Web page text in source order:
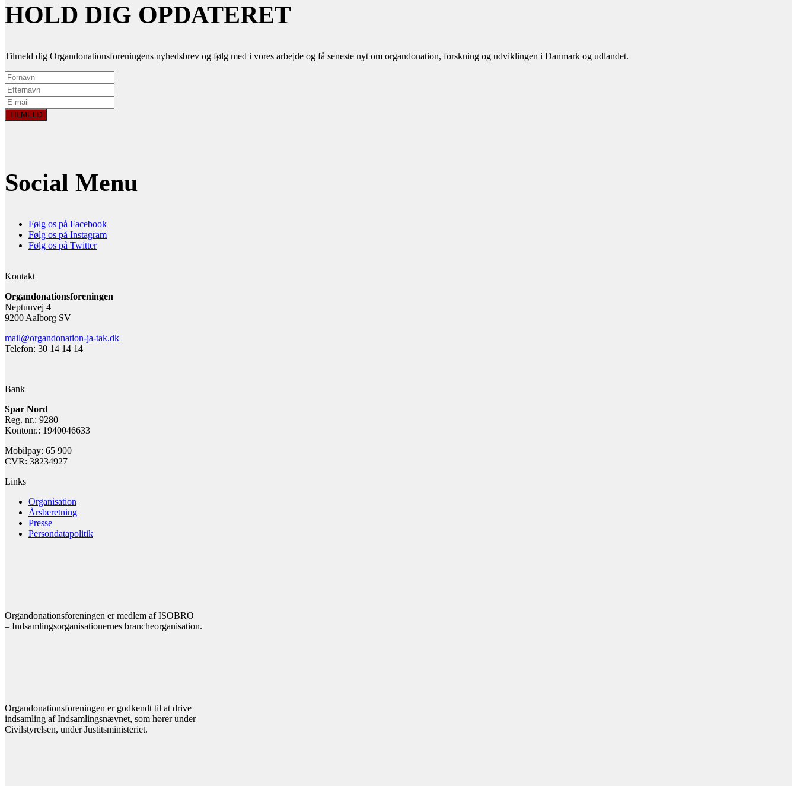
HOLD DIG OPDATERET
Tilmeld dig Organdonationsforeningens nyhedsbrev og følg med i vores arbejde og få seneste nyt om organdonation, forskning og udviklingen i Danmark og udlandet.
Social Menu
Følg os på Facebook
Følg os på Instagram
Følg os på Twitter
Kontakt
Organdonationsforeningen
Neptunvej 4
9200 Aalborg SV
mail@organdonation-ja-tak.dk
Telefon: 30 14 14 14
Bank
Spar Nord
Reg. nr.: 9280
Kontonr.: 1940046633
Mobilpay: 65 900
CVR: 38234927
Links
Organisation
Årsberetning
Presse
Persondatapolitik
Organdonationsforeningen er medlem af ISOBRO
– Indsamlingsorganisationernes brancheorganisation.
Organdonationsforeningen er godkendt til at drive
indsamling af Indsamlingsnævnet, som hører under
Civilstyrelsen, under Justitsministeriet.